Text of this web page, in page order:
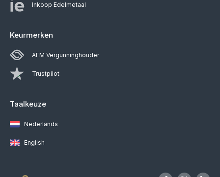
Inkoop Edelmetaal
Keurmerken
AFM Vergunninghouder
Trustpilot
Taalkeuze
Nederlands
English